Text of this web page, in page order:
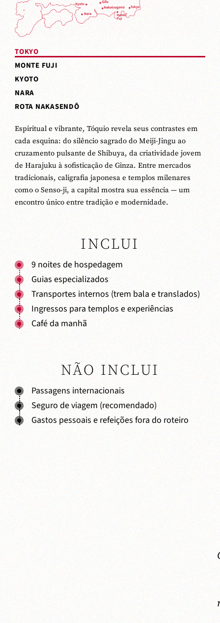
TOKYO
MONTE FUJI
KYOTO
NARA
ROTA NAKASENDŌ
Espiritual e vibrante, Tóquio revela seus contrastes em
cada esquina: do silêncio sagrado do Meiji-Jingu ao
cruzamento pulsante de Shibuya, da criatividade jovem
de Harajuku à sofisticação de Ginza. Entre mercados
tradicionais, caligrafia japonesa e templos milenares
como o Senso-ji, a capital mostra sua essência — um
encontro único entre tradição e modernidade.
INCLUI
9 noites de hospedagem
Guias especializados
Transportes internos (trem bala e translados)
Ingressos para templos e experiências
Café da manhã
NÃO INCLUI
Passagens internacionais
Seguro de viagem (recomendado)
Gastos pessoais e refeições fora do roteiro